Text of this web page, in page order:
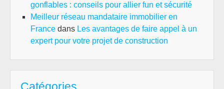
gonflables : conseils pour allier fun et sécurité
Meilleur réseau mandataire immobilier en
France dans Les avantages de faire appel à un
expert pour votre projet de construction